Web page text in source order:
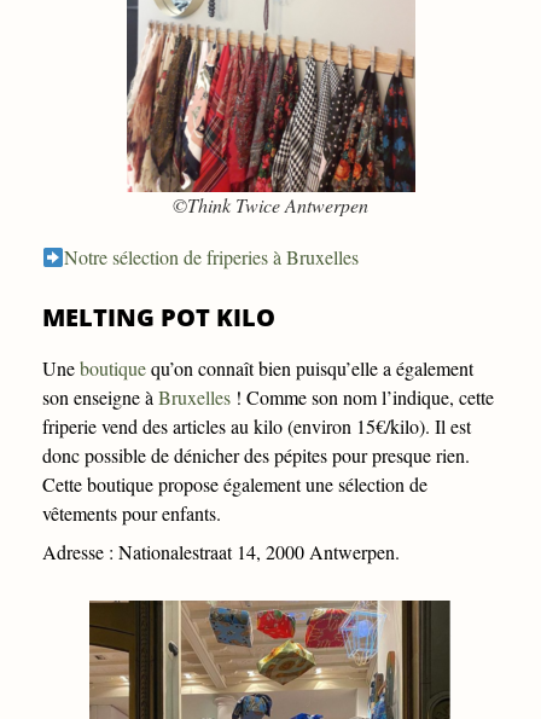
©Think Twice Antwerpen
Notre sélection de friperies à Bruxelles
MELTING POT KILO
Uneboutiquequ’on connaît bien puisqu’elle a également
son enseigne à Bruxelles ! Comme son nom l’indique, cette
friperie vend des articles au kilo (environ 15€/kilo). Il est
donc possible de dénicher des pépites pour presque rien.
Cette boutique propose également une sélection de
vêtements pour enfants.
Adresse : Nationalestraat 14, 2000 Antwerpen.